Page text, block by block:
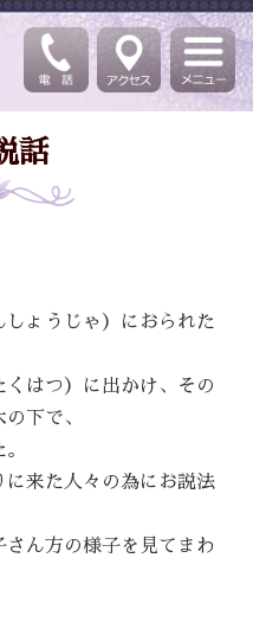
話
ょうじゃ）におられた
はつ）に出かけ、その
下で、
に来た人々の為にお説法
ん方の様子を見てまわ